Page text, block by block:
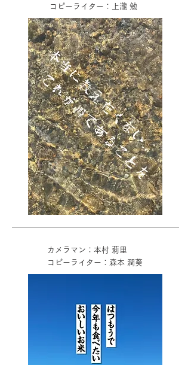
コピーライター：上瀧 勉
カメラマン：本村 莉里
コピーライター：森本 潤葵